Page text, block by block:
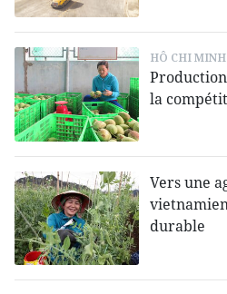
HÔ CHI
la
Vers une
durable